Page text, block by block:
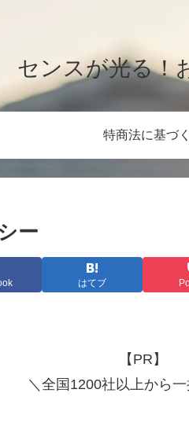
センスが光る！
特商法に基づ
ー
はてブ
【PR】
＼全国1200社以上から